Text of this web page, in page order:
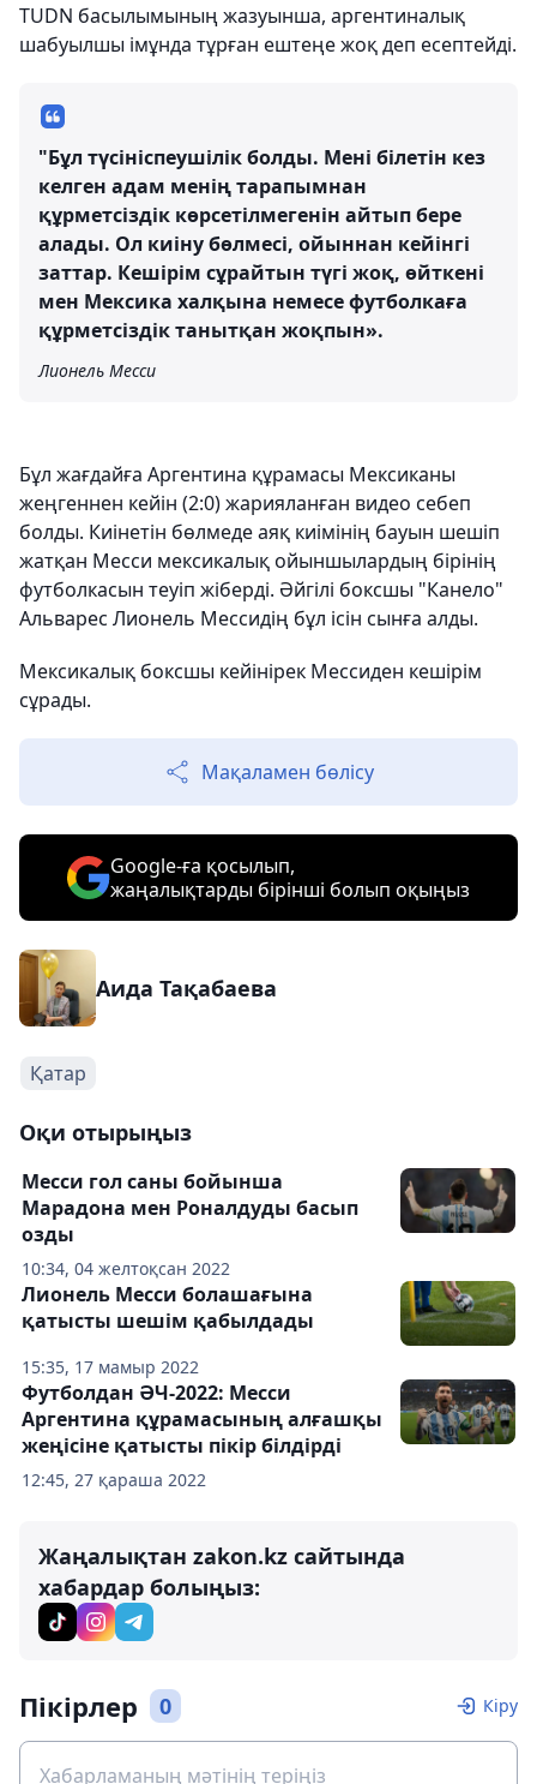
TUDN басылымының жазуынша, аргентиналық
шабуылшы імұнда тұрған ештеңе жоқ деп есептейді.
"Бұл түсініспеушілік болды. Мені білетін кез
келген адам менің тарапымнан
құрметсіздік көрсетілмегенін айтып бере
алады. Ол киіну бөлмесі, ойыннан кейінгі
заттар. Кешірім сұрайтын түгі жоқ, өйткені
мен Мексика халқына немесе футболкаға
құрметсіздік танытқан жоқпын».
Лионель Месси
Бұл жағдайға Аргентина құрамасы Мексиканы
жеңгеннен кейін (2:0) жарияланған видео себеп
болды. Киінетін бөлмеде аяқ киімінің бауын шешіп
жатқан Месси мексикалық ойыншылардың бірінің
футболкасын теуіп жіберді. Әйгілі боксшы "Канело"
Альварес Лионель Мессидің бұл ісін сынға алды.
Мексикалық боксшы кейінірек Мессиден кешірім
сұрады.
Мақаламен бөлісу
Google-ға қосылып,
жаңалықтарды бірінші болып оқыңыз
Аида Тақабаева
Қатар
Оқи отырыңыз
10:34, 04 желтоқсан 2022
Месси гол саны бойынша
Марадона мен Роналдуды басып
озды
15:35, 17 мамыр 2022
Лионель Месси болашағына
қатысты шешім қабылдады
12:45, 27 қараша 2022
Футболдан ӘЧ-2022: Месси
Аргентина құрамасының алғашқы
жеңісіне қатысты пікір білдірді
Жаңалықтан zakon.kz сайтында
хабардар болыңыз:
Пікірлер 0 Кіру